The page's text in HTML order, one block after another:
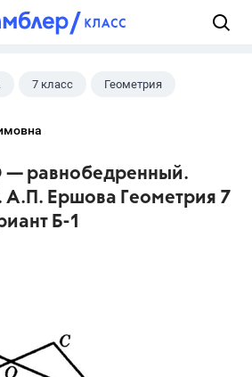
7 класс Геометрия
равнобедренный.
А.П. Ершова Геометрия 7
Б-1